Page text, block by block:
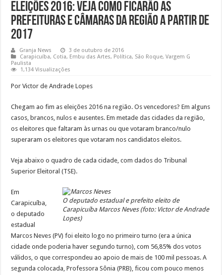
Eleições 2016: Veja como ficarão as
prefeituras e câmaras da região a partir de
2017
Granja News
3 de outubro de 2016
Carapicuíba, Cotia, Embu das Artes, Política, São Roque,Vargem G
Paulista
1,134 Visualizações
Por Victor de Andrade Lopes
Chegam ao fim as eleições 2016 na região. Os vencedores? Em alguns
casos, brancos, nulos e ausentes. Em metade das cidades da região,
os eleitores que faltaram às urnas ou que votaram branco/nulo
superaram os eleitores que votaram nos candidatos eleitos.
Veja abaixo o quadro de cada cidade, com dados do Tribunal
Superior Eleitoral (TSE).
O deputado estadual e prefeito eleito de
Carapicuíba Marcos Neves (foto: Victor de Andrade
Lopes)
Em
Carapicuíba,
o deputado
estadual
Marcos Neves (PV) foi eleito logo no primeiro turno (era a única
cidade onde poderia haver segundo turno), com 56,85% dos votos
válidos, o que correspondeu ao apoio de mais de 100 mil pessoas. A
segunda colocada, Professora Sônia (PRB), ficou com pouco menos